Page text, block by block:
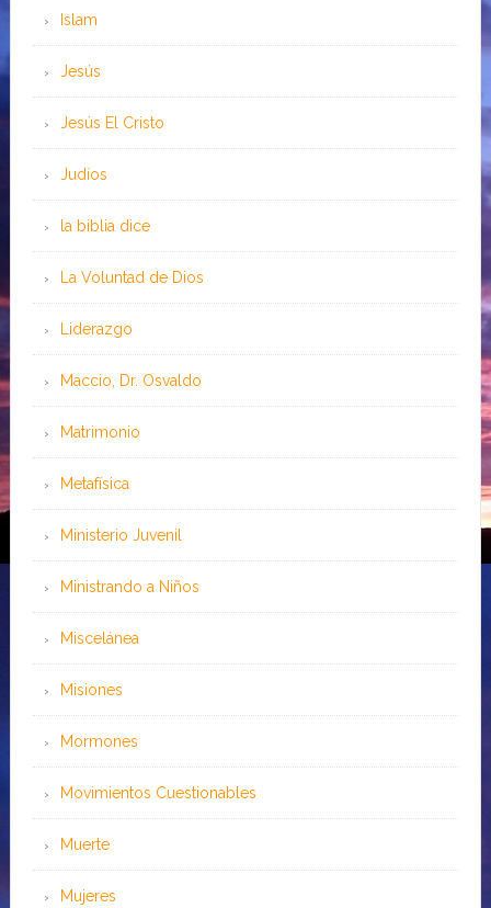
Islam
Jesús
Jesús El Cristo
Judíos
la biblia dice
La Voluntad de Dios
Liderazgo
Maccio, Dr. Osvaldo
Matrimonio
Metafísica
Ministerio Juvenil
Ministrando a Niños
Miscelánea
Misiones
Mormones
Movimientos Cuestionables
Muerte
Mujeres